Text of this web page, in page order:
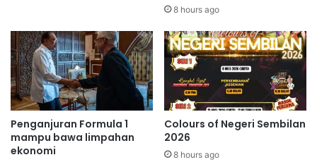
o
k
p
a
l
i
n
g
r
r
m
p
r
o
m
o
s
i
8 hours ago
Penganjuran Formula 1
mampu bawa limpahan
ekonomi
Colours of Negeri Sembilan
2026
8 hours ago